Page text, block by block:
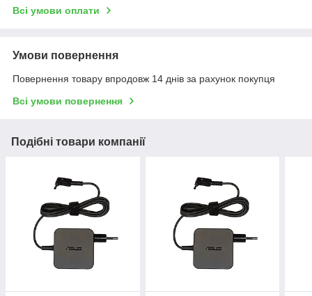
Всі умови оплати
Умови повернення
Повернення товару впродовж 14 днів за рахунок покупця
Всі умови повернення
Подібні товари компанії